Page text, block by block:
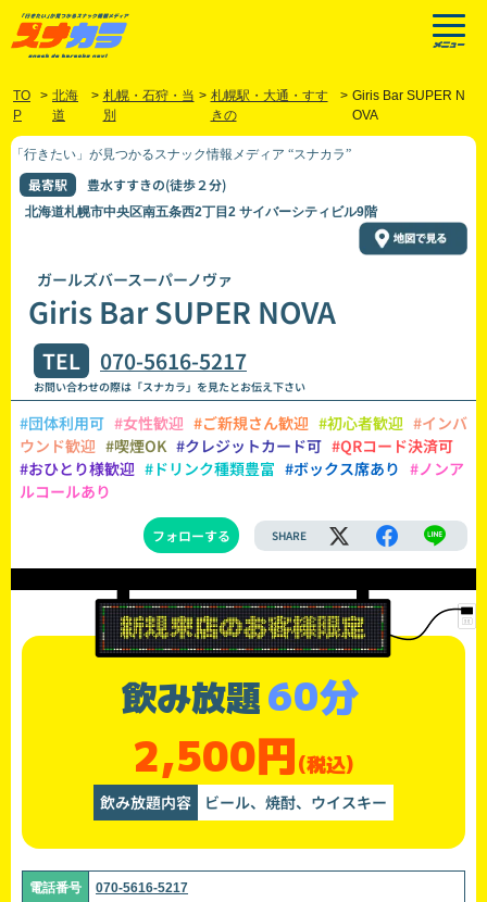
TO
P
> 北海
道
> 札幌・石狩・当
別
> 札幌駅・大通・すす
きの
> Giris Bar SUPER N
OVA
「行きたい」が見つかるスナック情報メディア “スナカラ”
最寄駅 豊水すすきの(徒歩２分)
北海道札幌市中央区南五条西2丁目2 サイバーシティビル9階
ガールズバースーパーノヴァ
Giris Bar SUPER NOVA
TEL 070-5616-5217
お問い合わせの際は「スナカラ」を見たとお伝え下さい
#団体利用可 #女性歓迎 #ご新規さん歓迎 #初心者歓迎 #インバ
ウンド歓迎 #喫煙OK #クレジットカード可 #QRコード決済可
#おひとり様歓迎 #ドリンク種類豊富 #ボックス席あり #ノンア
ルコールあり
フォローする SHARE
飲み放題60分
2,500円(税込)
飲み放題内容 ビール、焼酎、ウイスキー
電話番号 070-5616-5217